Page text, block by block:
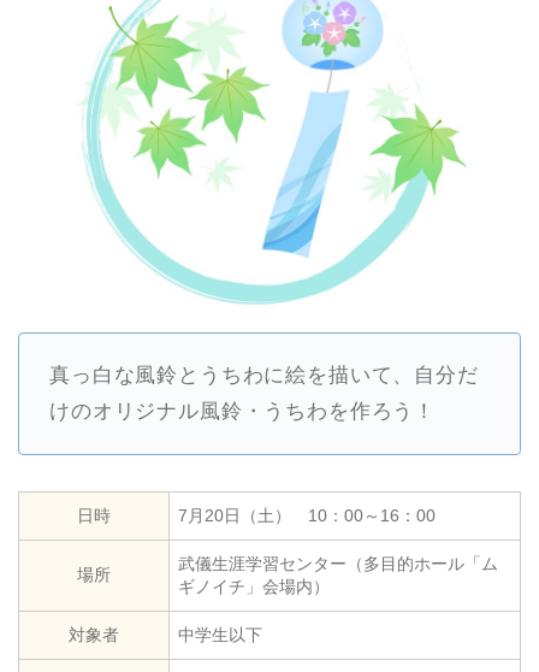
真っ白な風鈴とうちわに絵を描いて、自分だ
けのオリジナル風鈴・うちわを作ろう！
日時 7月20日（土） 10：00～16：00
場所
武儀生涯学習センター（多目的ホール「ム
ギノイチ」会場内）
対象者 中学生以下